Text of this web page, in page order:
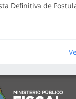
Definitiva de